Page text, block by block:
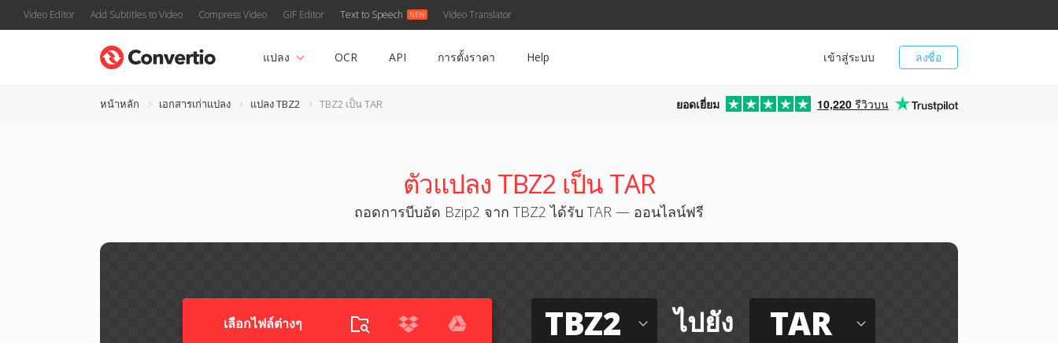
Video Editor Add Subtitles to Video Compress Video GIF Editor Text to Speech Video Translator
ลงชื่อ
เข้าสู่ระบบ
แปลง OCR API การตั้งราคา Help
หน้าหลัก เอกสารเก่าแปลง แปลง TBZ2 TBZ2 เป็น TAR ยอดเยี่ยม 10,220 รีวิวบน
ตัวแปลง TBZ2 เป็น TAR
ถอดการบีบอัด Bzip2 จาก TBZ2 ได้รับ TAR — ออนไลน์ฟรี
เลือกไฟล์ต่างๆ​ TBZ2 ไปยัง TAR